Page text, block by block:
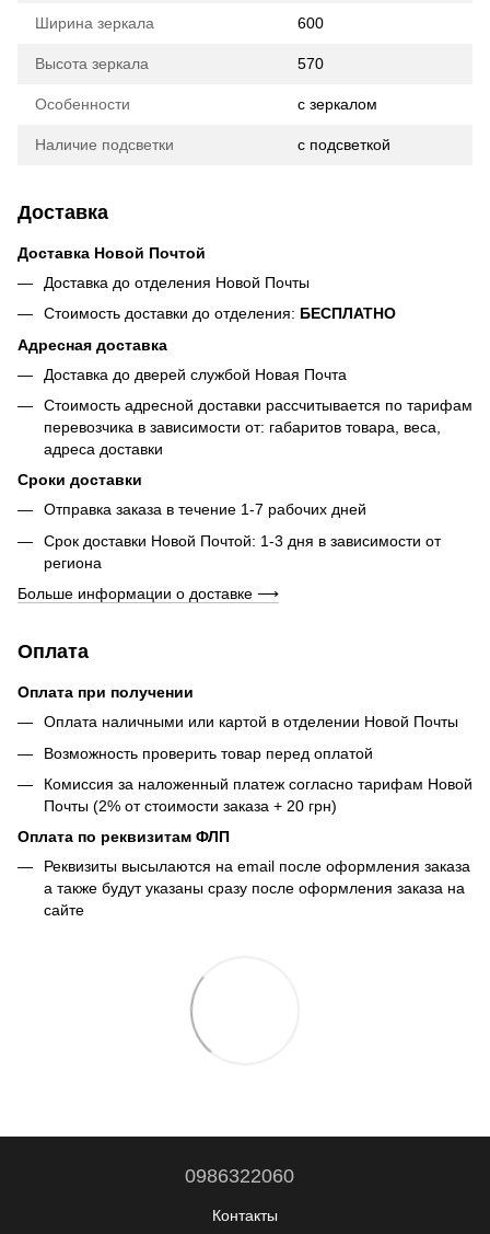
Ширина зеркала 600
Высота зеркала 570
Особенности с зеркалом
Наличие подсветки с подсветкой
Доставка
Доставка Новой Почтой
Доставка до отделения Новой Почты
Стоимость доставки до отделения: БЕСПЛАТНО
Адресная доставка
Доставка до дверей службой Новая Почта
Стоимость адресной доставки рассчитывается по тарифам
перевозчика в зависимости от: габаритов товара, весa,
адреса доставки
Сроки доставки
Отправка заказа в течение 1-7 рабочих дней
Срок доставки Новой Почтой: 1-3 дня в зависимости от
региона
Больше информации о доставке ⟶
Оплата
Оплата при получении
Оплата наличными или картой в отделении Новой Почты
Возможность проверить товар перед оплатой
Комиссия за наложенный платеж согласно тарифам Новой
Почты (2% от стоимости заказа + 20 грн)
Оплата по реквизитам ФЛП
Реквизиты высылаются на email после оформления заказа
а также будут указаны сразу после оформления заказа на
сайте
0986322060
Контакты